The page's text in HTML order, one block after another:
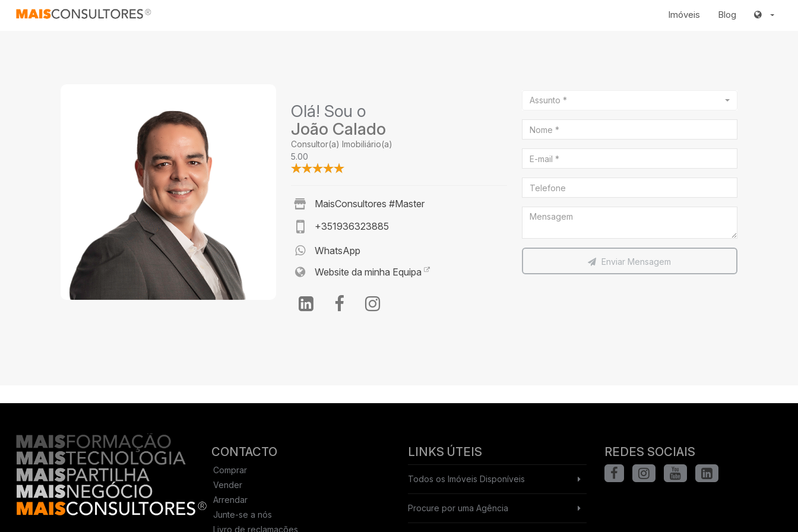
Imóveis Blog
Olá! Sou o
João Calado
Consultor(a) Imobiliário(a)
5.00
MaisConsultores #Master
+351936323885
WhatsApp
Website da minha Equipa
Assunto *
Enviar Mensagem
CONTACTO
Comprar
Vender
Arrendar
Junte-se a nós
Livro de reclamações
LINKS ÚTEIS
Todos os Imóveis Disponíveis
Procure por uma Agência
REDES SOCIAIS